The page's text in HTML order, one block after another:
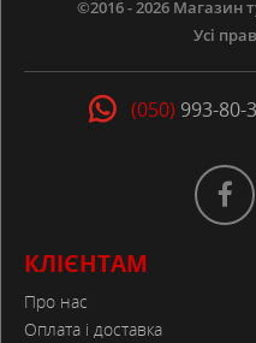
©2016 - 2026 Магазин
Усі
(050) 993-80-
КЛІЄНТАМ
Про нас
Оплата і доставка